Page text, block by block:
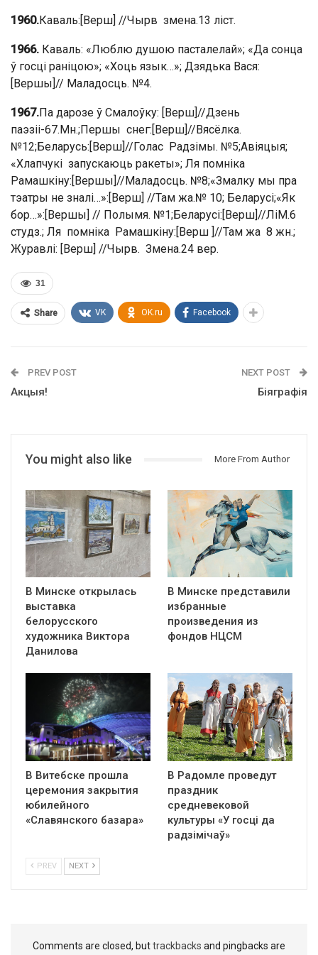
1960.Каваль:[Верш] //Чырв змена.13 ліст.
1966. Каваль: «Люблю душою пасталелай»; «Да сонца
ў госці раніцою»; «Хоць язык…»; Дзядька Вася:
[Вершы]// Маладосць. №4.
1967.Па дарозе ў Смалоўку: [Верш]//Дзень
паэзіі-67.Мн.;Першы снег:[Верш]//Вясёлка.
№12;Беларусь:[Верш]//Голас Радзімы. №5;Авіяцыя;
«Хлапчукі запускаюць ракеты»; Ля помніка
Рамашкіну:[Вершы]//Маладосць. №8;«Змалку мы пра
тэатры не зналі…»:[Верш] //Там жа.№ 10; Беларусі;«Як
бор…»:[Вершы] // Полымя. №1;Беларусі:[Верш]//ЛіМ.6
студз.; Ля помніка Рамашкіну:[Верш ]//Там жа 8 жн.;
Журавлі: [Верш] //Чырв. Змена.24 вер.
31
Share VK OK.ru Facebook
PREV POST
Акцыя!
NEXT POST
Біяграфія
You might also like More From Author
В Минске открылась
выставка
белорусского
художника Виктора
Данилова
В Минске представили
избранные
произведения из
фондов НЦСМ
В Витебске прошла
церемония закрытия
юбилейного
«Славянского базара»
В Радомле проведут
праздник
средневековой
культуры «У госці да
радзімічаў»
PREV NEXT
Comments are closed, buttrackbacks and pingbacks are